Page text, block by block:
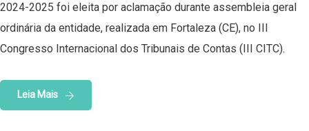
2024-2025 foi eleita por aclamação durante assembleia geral
ordinária da entidade, realizada em Fortaleza (CE), no III
Congresso Internacional dos Tribunais de Contas (III CITC).
Leia Mais